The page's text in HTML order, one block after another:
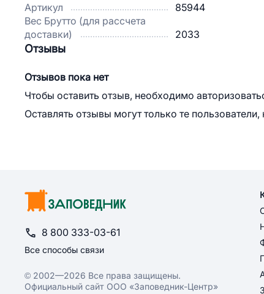
Артикул
85944
Вес Брутто (для рассчета
доставки)
2033
Отзывы
Отзывов пока нет
Чтобы оставить отзыв, необходимо
Оставлять отзывы могут только те
8 800 333-03-61
Все способы связи
© 2002—2026 Все права защищены.
Официальный сайт ООО «Заповедник-Центр»